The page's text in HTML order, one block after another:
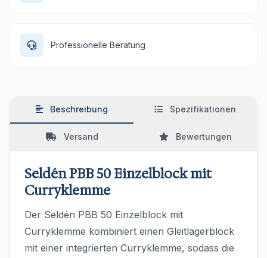
Professionelle Beratung
Beschreibung Spezifikationen
Versand Bewertungen
Seldén PBB 50 Einzelblock mit
Curryklemme
Der Seldén PBB 50 Einzelblock mit
Curryklemme kombiniert einen Gleitlagerblock
mit einer integrierten Curryklemme, sodass die